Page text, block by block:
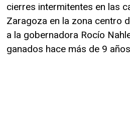
cierres intermitentes en las
Zaragoza en la zona centro
a la gobernadora Rocío
ganados hace más de 9